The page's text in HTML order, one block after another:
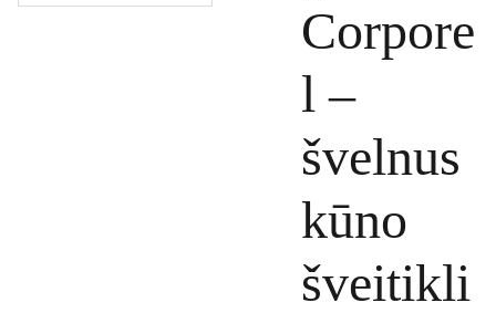
Corpore
l –
švelnus
kūno
šveitikli